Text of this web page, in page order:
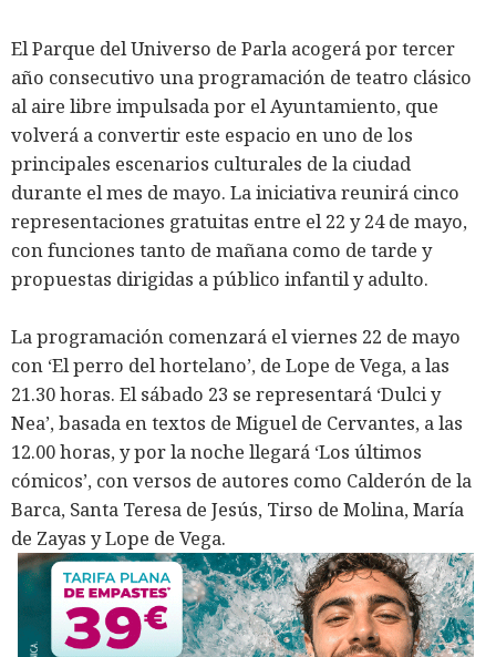
El Parque del Universo de Parla acogerá por tercer
año consecutivo una programación de teatro clásico
al aire libre impulsada por el Ayuntamiento, que
volverá a convertir este espacio en uno de los
principales escenarios culturales de la ciudad
durante el mes de mayo. La iniciativa reunirá cinco
representaciones gratuitas entre el 22 y 24 de mayo,
con funciones tanto de mañana como de tarde y
propuestas dirigidas a público infantil y adulto.
La programación comenzará el viernes 22 de mayo
con ‘El perro del hortelano’, de Lope de Vega, a las
21.30 horas. El sábado 23 se representará ‘Dulci y
Nea’, basada en textos de Miguel de Cervantes, a las
12.00 horas, y por la noche llegará ‘Los últimos
cómicos’, con versos de autores como Calderón de la
Barca, Santa Teresa de Jesús, Tirso de Molina, María
de Zayas y Lope de Vega.